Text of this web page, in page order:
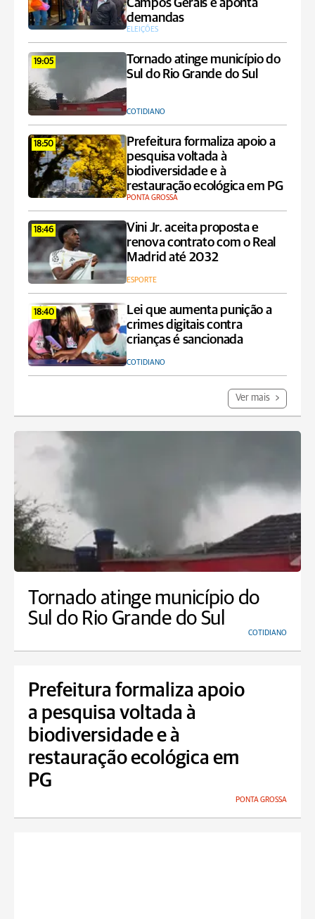
Campos Gerais e aponta
demandas
ELEIÇÕES
19:05
Tornado atinge município do
Sul do Rio Grande do Sul
COTIDIANO
18:50
Prefeitura formaliza apoio a
pesquisa voltada à
biodiversidade e à
restauração ecológica em PG
PONTA GROSSA
18:46
Vini Jr. aceita proposta e
renova contrato com o Real
Madrid até 2032
ESPORTE
18:40
Lei que aumenta punição a
crimes digitais contra
crianças é sancionada
COTIDIANO
Ver mais
Tornado atinge município do
Sul do Rio Grande do Sul
COTIDIANO
Prefeitura formaliza apoio
a pesquisa voltada à
biodiversidade e à
restauração ecológica em
PG
PONTA GROSSA